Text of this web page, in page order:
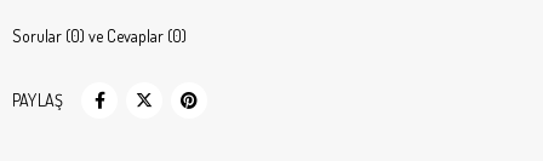
Sorular (0) ve Cevaplar (0)
PAYLAŞ